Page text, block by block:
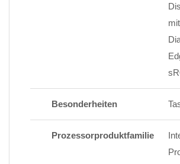
Besonderheiten
Prozessorproduktfamilie